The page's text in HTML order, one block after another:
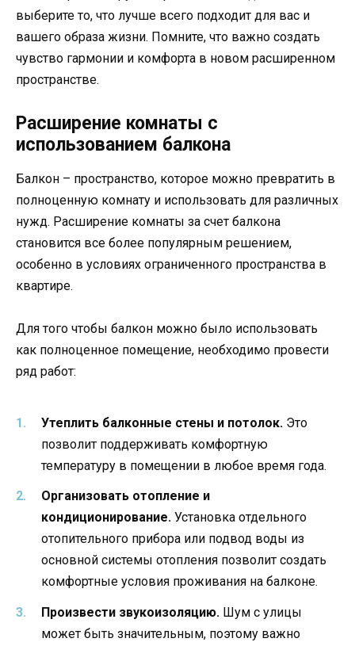
выберите то, что лучше всего подходит для вас и
вашего образа жизни. Помните, что важно создать
чувство гармонии и комфорта в новом расширенном
пространстве.
Расширение комнаты с
использованием балкона
Балкон – пространство, которое можно превратить в
полноценную комнату и использовать для различных
нужд. Расширение комнаты за счет балкона
становится все более популярным решением,
особенно в условиях ограниченного пространства в
квартире.
Для того чтобы балкон можно было использовать
как полноценное помещение, необходимо провести
ряд работ:
Утеплить балконные стены и потолок. Это
позволит поддерживать комфортную
температуру в помещении в любое время года.
Организовать отопление и
кондиционирование. Установка отдельного
отопительного прибора или подвод воды из
основной системы отопления позволит создать
комфортные условия проживания на балконе.
Произвести звукоизоляцию. Шум с улицы
может быть значительным, поэтому важно